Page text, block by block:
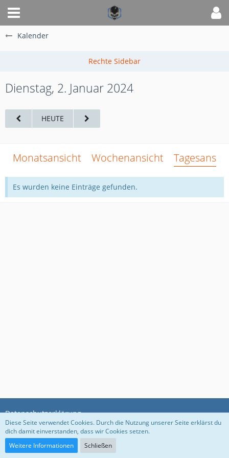
Kalender
Dienstag, 2. Januar 2024
HEUTE
Monatsansicht Wochenansicht
Es wurden keine Einträge gefunden.
Datenschutzerklärung
Community-Software:
Diese Seite verwendet Cookies. Durch die Nutzung unserer Seite erklärst du
dich damit einverstanden, dass wir Cookies setzen.
Weitere Informationen
Schließen